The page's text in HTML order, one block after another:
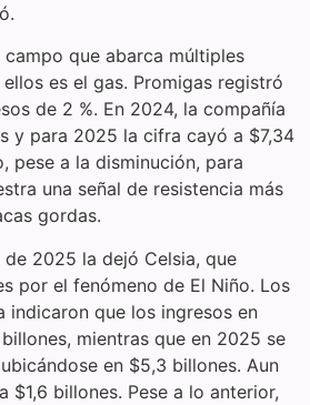
campo que abarca múltiples
es el gas. Promigas registró
de 2 %. En 2024, la compañía
y para 2025 la cifra cayó a $7,34
pese a la disminución, para
una señal de resistencia más
gordas.
2025 la dejó Celsia, que
por el fenómeno de El Niño. Los
indicaron que los ingresos en
mientras que en 2025 se
en $5,3 billones. Aun
$1,6 billones. Pese a lo anterior,